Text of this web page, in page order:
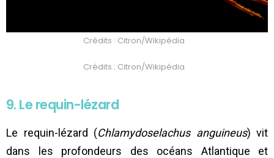
Crédits : Citron/Wikipédia
Crédits : Citron/Wikipédia
9. Le requin-lézard
Le requin-lézard (Chlamydoselachus anguineus) vit
dans les profondeurs des océans Atlantique et